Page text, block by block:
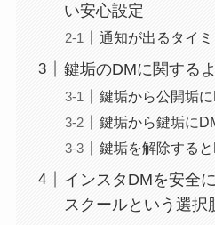
い安心設定
通知が出るタイ
鍵垢のDMに関する
鍵垢から公開垢
鍵垢から鍵垢に
鍵垢を解除する
インスタDMを安全
スクールという選択